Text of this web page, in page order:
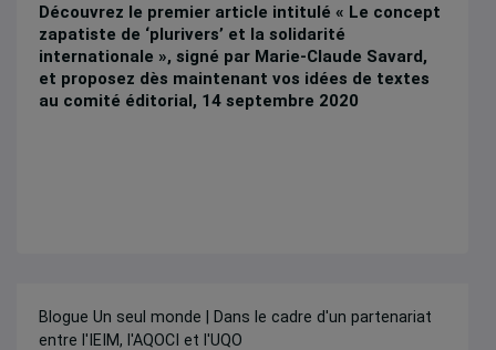
Découvrez le premier article intitulé « Le concept
zapatiste de ‘plurivers’ et la solidarité
internationale », signé par Marie-Claude Savard,
et proposez dès maintenant vos idées de textes
au comité éditorial, 14 septembre 2020
Blogue Un seul monde | Dans le cadre d'un partenariat
entre l'IEIM, l'AQOCI et l'UQO